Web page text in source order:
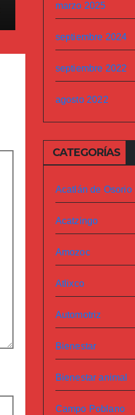
marzo 2025
septiembre 2024
septiembre 2022
agosto 2022
CATEGORÍAS
Acatlán de Osorio
Acatzingo
Amozoc
Atlixco
Automotriz
Bienestar
Bienestar animal
Campo Poblano